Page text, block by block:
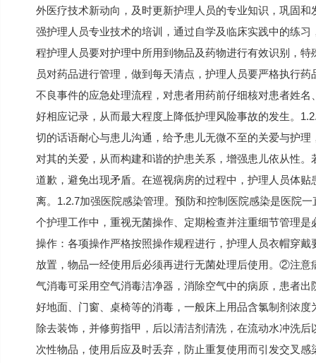
外医疗技术新动向，及时更新护理人员的专业知识，巩固
强护理人员专业技术的培训，通过自学及临床实践中的练
程护理人员要对护理中所用到物品及药物进行有效识别，
员对药品进行管理，做到每天清点，护理人员要严格执行
不良事件的应急处理流程，对患者用药前仔细核对患者姓
好相应记录，从而最大程度上降低护理风险事故的发生。
切的话语耐心与患儿沟通，给予患儿无微不至的关爱与护
对其的关爱，从而构建和谐的护患关系，增强患儿依从性
道歉，避免出现矛盾。在巡视病房的过程中，护理人员体
离。1.2.7加强医院感染管理。预防和控制医院感染是医院
个护理工作中，重视无菌操作、定期检查并注重细节管理
操作：各项操作严格按照操作规程进行，护理人员衣帽穿
放置，物品一经使用后必须再进行无菌处理后使用。②注
气消毒可采用空气消毒洁净器，消除空气中的病原，患者
好地面、门窗、桌椅等的消毒，一般床上用品含氯制剂浓
除去装饰，并修剪指甲，后以清洁剂清洗，在流动水冲洗
次性物品，使用后应及时丢弃，防止重复使用而引发交叉